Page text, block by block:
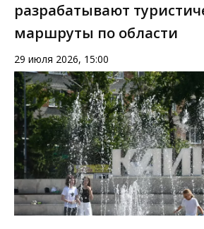
разрабатывают
маршруты по области
29 июля 2026, 15:00